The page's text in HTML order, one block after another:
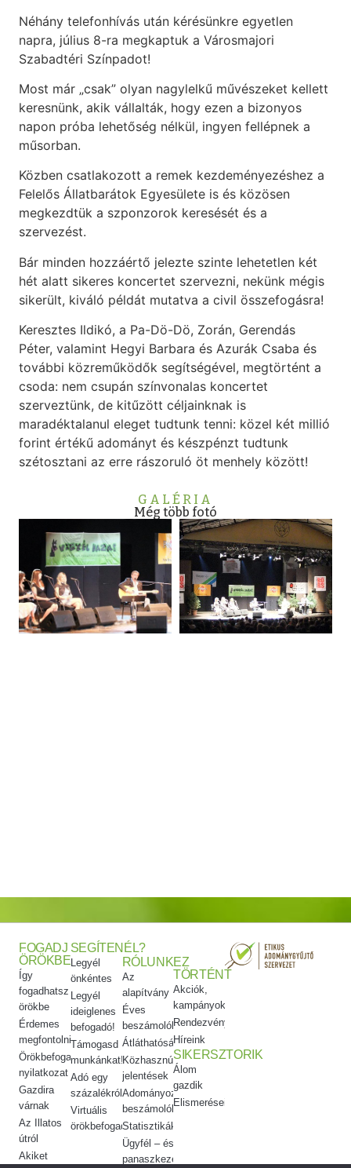
Néhány telefonhívás után kérésünkre egyetlen
napra, július 8-ra megkaptuk a Városmajori
Szabadtéri Színpadot!
Most már „csak” olyan nagylelkű művészeket kellett
keresnünk, akik vállalták, hogy ezen a bizonyos
napon próba lehetőség nélkül, ingyen fellépnek a
műsorban.
Közben csatlakozott a remek kezdeményezéshez a
Felelős Állatbarátok Egyesülete is és közösen
megkezdtük a szponzorok keresését és a
szervezést.
Bár minden hozzáértő jelezte szinte lehetetlen két
hét alatt sikeres koncertet szervezni, nekünk mégis
sikerült, kiváló példát mutatva a civil összefogásra!
Keresztes Ildikó, a Pa-Dö-Dö, Zorán, Gerendás
Péter, valamint Hegyi Barbara és Azurák Csaba és
további közreműködők segítségével, megtörtént a
csoda: nem csupán színvonalas koncertet
szerveztünk, de kitűzött céljainknak is
maradéktalanul eleget tudtunk tenni: közel két millió
forint értékű adományt és készpénzt tudtunk
szétosztani az erre rászoruló öt menhely között!
GALÉRIA
Még több fotó
FOGADJ
ÖRÖKBE
Így
fogadhatsz
örökbe
Érdemes
megfontolni
Örökbefogadói
nyilatkozat
Gazdira
várnak
Az Illatos
útról
Akiket
SEGÍTENÉL?
Legyél
önkéntes
Legyél
ideiglenes
befogadó!
Támogasd
munkánkat!
Adó egy
százalékról
Virtuális
örökbefogadás
RÓLUNK
Az
alapítvány
Éves
beszámolók
Átláthatóság
Közhasznúsági
jelentések
Adományozási
beszámolók
Statisztikák
Ügyfél – és
panaszkezelés
EZ
TÖRTÉNT
Akciók,
kampányok
Rendezvényeink
Híreink
SIKERSZTORIK
Álom
gazdik
Elismeréseink